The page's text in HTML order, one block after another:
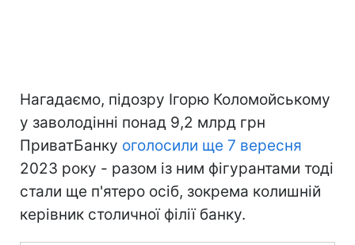
Нагадаємо, підозру Ігорю Коломойському
у заволодінні понад 9,2 млрд грн
ПриватБанку оголосили ще 7 вересня
2023 року - разом із ним фігурантами тоді
стали ще п'ятеро осіб, зокрема колишній
керівник столичної філії банку.